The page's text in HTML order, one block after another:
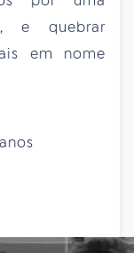
e quebrar
em nome